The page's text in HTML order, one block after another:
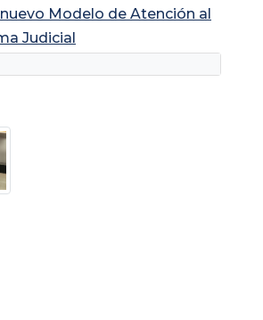
Modelo de Atención al
Judicial